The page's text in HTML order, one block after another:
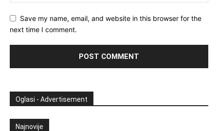
Save my name, email, and website in this browser for the
next time I comment.
Oglasi - Advertisement
Najnovije